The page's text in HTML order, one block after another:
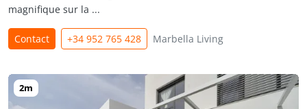
magnifique sur la ...
Contact +34 952 765 428 Marbella Living